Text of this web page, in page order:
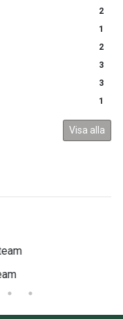
2
1
2
3
3
1
Visa alla